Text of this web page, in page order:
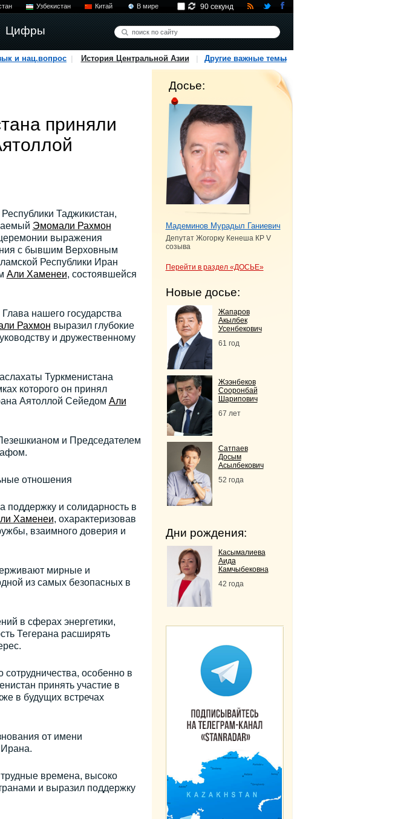
Узбекистан Китай В мире
Цифры
90 секунд
и нац.вопрос История Центральной Азии Другие важные темы
приняли
Таджикистан,
Эмомали Рахмон
выражения
с бывшим Верховным
Республики Иран
Али Хаменеи, состоявшейся
нашего государства
Рахмон выразил глубокие
и дружественному
Туркменистана
которого он принял
Аятоллой Сейедом Али
и Председателем
отношения
поддержку и солидарность в
Хаменеи, охарактеризовав
взаимного доверия и
мирные и
из самых безопасных в
в сферах энергетики,
Тегерана расширять
сотрудничества, особенно в
принять участие в
в будущих встречах
от имени
Ирана.
времена, высоко
и выразил поддержку
Досье:
Мадеминов Мурадыл Ганиевич
Депутат Жогорку Кенеша КР V
созыва
Перейти в раздел «ДОСЬЕ»
Новые досье:
Жапаров
Акылбек
Усенбекович
61 год
Жээнбеков
Сооронбай
Шарипович
67 лет
Сатпаев
Досым
Асылбекович
52 года
Дни рождения:
Касымалиева
Аида
Камчыбековна
42 года